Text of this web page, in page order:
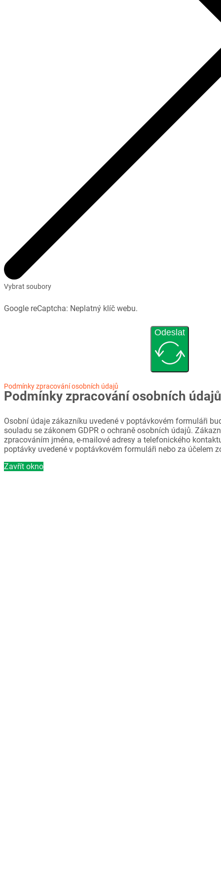
Vybrat soubory
Google reCaptcha: Neplatný klíč webu.
Odeslat
Podmínky zpracování osobních údajů
Podmínky zpracování osobních údajů
Osobní údaje zákazníku uvedené v poptávkovém formuláři
souladu se zákonem GDPR o ochraně osobních údajů.
zpracováním jména, e-mailové adresy a telefonického
poptávky uvedené v poptávkovém formuláři nebo za účelem
Zavřít okno